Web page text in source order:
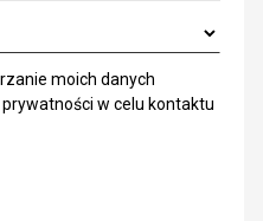
moich danych
w celu kontaktu